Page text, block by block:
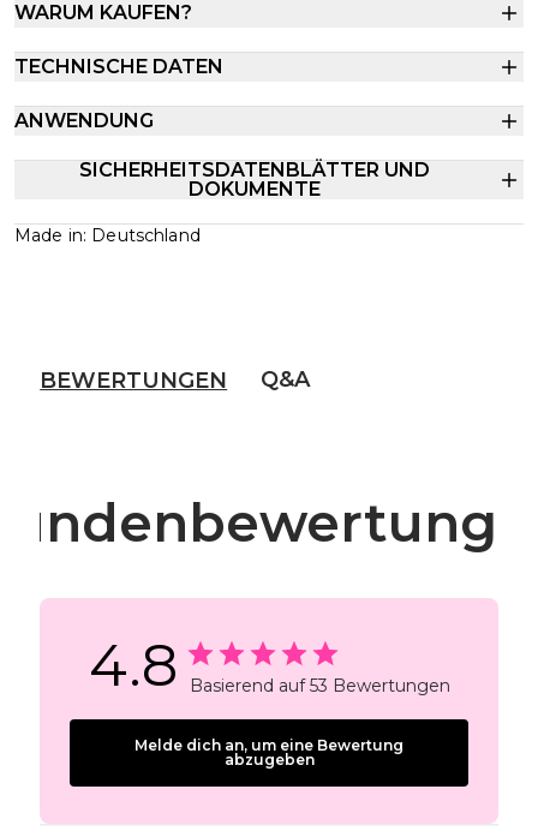
WARUM KAUFEN?
TECHNISCHE DATEN
ANWENDUNG
SICHERHEITSDATENBLÄTTER UND
DOKUMENTE
Made in: Deutschland
BEWERTUNGEN Q&A
4.8 Basierend auf 53 Bewertungen
Melde dich an, um eine Bewertung
abzugeben